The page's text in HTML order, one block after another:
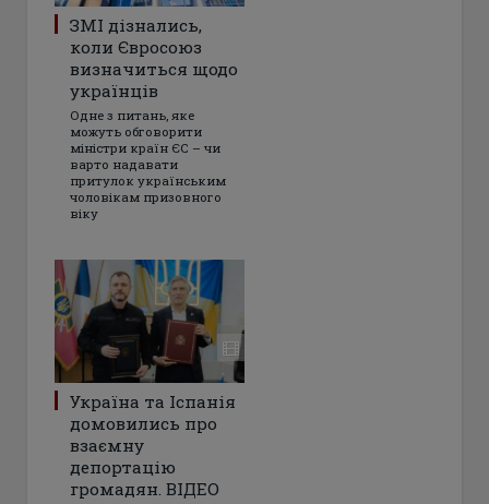
ЗМІ дізнались,
коли Євросоюз
визначиться щодо
українців
Одне з питань, яке
можуть обговорити
міністри країн ЄС – чи
варто надавати
притулок українським
чоловікам призовного
віку
Україна та Іспанія
домовились про
взаємну
депортацію
громадян. ВІДЕО